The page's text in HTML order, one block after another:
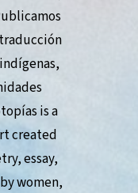
is a
created
essay,
women,